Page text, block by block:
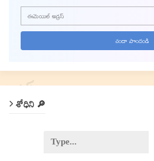
శోధిని 🔎